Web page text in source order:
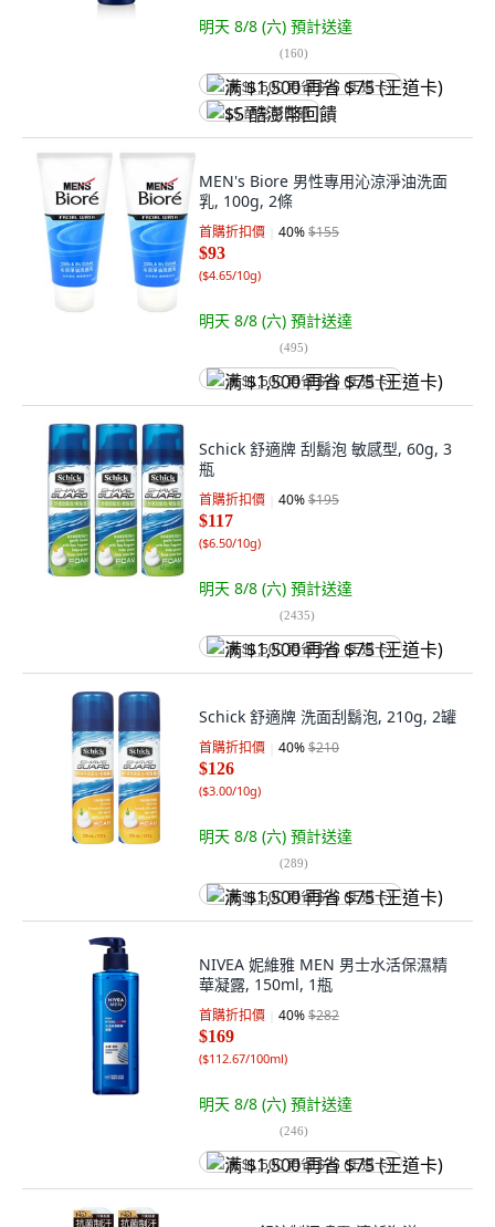
明天 8/8 (六) 預計送達
(160)
满 $1,500 再省 $75 (王道卡)
$5 酷澎幣回饋
MEN's Biore 男性專用沁涼淨油洗面
乳, 100g, 2條
首購折扣價 40%$155
$93
($4.65/10g)
明天 8/8 (六) 預計送達
(495)
满 $1,500 再省 $75 (王道卡)
Schick 舒適牌 刮鬍泡 敏感型, 60g, 3
瓶
首購折扣價 40%$195
$117
($6.50/10g)
明天 8/8 (六) 預計送達
(2435)
满 $1,500 再省 $75 (王道卡)
Schick 舒適牌 洗面刮鬍泡, 210g, 2罐
首購折扣價 40%$210
$126
($3.00/10g)
明天 8/8 (六) 預計送達
(289)
满 $1,500 再省 $75 (王道卡)
NIVEA 妮維雅 MEN 男士水活保濕精
華凝露, 150ml, 1瓶
首購折扣價 40%$282
$169
($112.67/100ml)
明天 8/8 (六) 預計送達
(246)
满 $1,500 再省 $75 (王道卡)